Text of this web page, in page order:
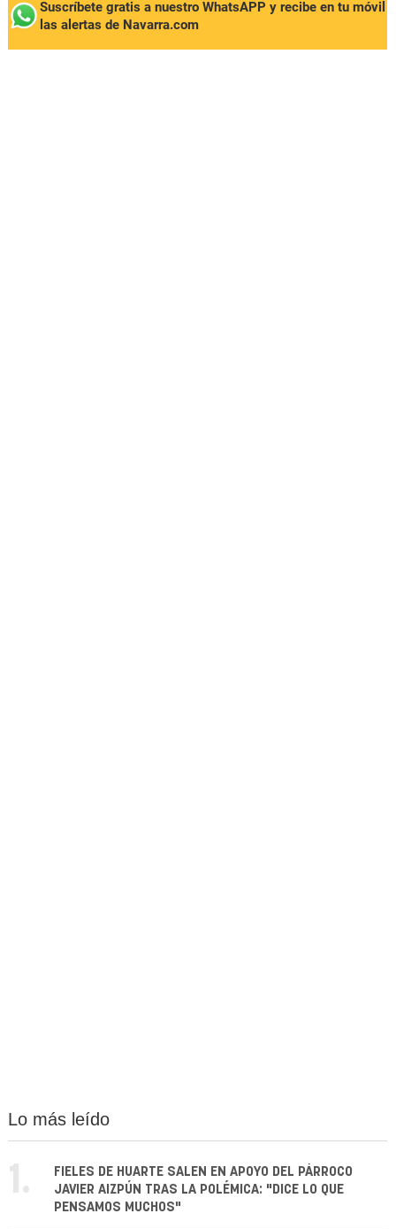
Suscríbete gratis a nuestro WhatsAPP y recibe en tu móvil
las alertas de Navarra.com
Lo más leído
1.
FIELES DE HUARTE SALEN EN APOYO DEL PÁRROCO
JAVIER AIZPÚN TRAS LA POLÉMICA: "DICE LO QUE
PENSAMOS MUCHOS"